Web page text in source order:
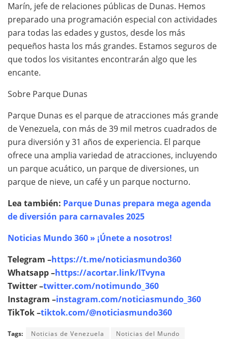
Marín, jefe de relaciones públicas de Dunas. Hemos
preparado una programación especial con actividades
para todas las edades y gustos, desde los más
pequeños hasta los más grandes. Estamos seguros de
que todos los visitantes encontrarán algo que les
encante.
Sobre Parque Dunas
Parque Dunas es el parque de atracciones más grande
de Venezuela, con más de 39 mil metros cuadrados de
pura diversión y 31 años de experiencia. El parque
ofrece una amplia variedad de atracciones, incluyendo
un parque acuático, un parque de diversiones, un
parque de nieve, un café y un parque nocturno.
Lea también: Parque Dunas prepara mega agenda
de diversión para carnavales 2025
Noticias Mundo 360 » ¡Únete a nosotros!
Telegram –https://t.me/noticiasmundo360
Whatsapp –https://acortar.link/lTvyna
Twitter –twitter.com/notimundo_360
Instagram –instagram.com/noticiasmundo_360
TikTok –tiktok.com/@noticiasmundo360
Tags: Noticias de Venezuela
Noticias del Mundo